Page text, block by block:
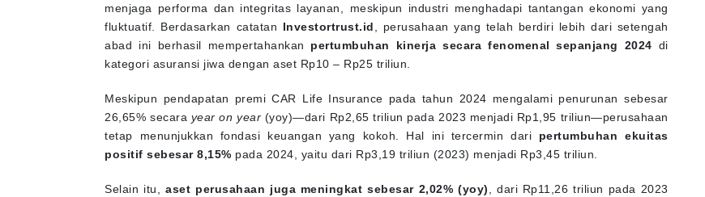
menjaga performa dan integritas layanan, meskipun industri menghadapi tantangan ekonomi yang
fluktuatif. Berdasarkan catatan Investortrust.id
, perusahaan yang telah berdiri lebih dari setengah
abad ini berhasil mempertahankan pertumbuhan kinerja secara fenomenal sepanjang 2024 di
kategori asuransi jiwa dengan aset Rp10 – Rp25 triliun.
Meskipun pendapatan premi CAR Life Insurance pada tahun 2024 mengalami penurunan sebesar
26,65% secara year on year (yoy)—dari Rp2,65 triliun pada 2023 menjadi Rp1,95 triliun—perusahaan
tetap menunjukkan fondasi keuangan yang kokoh. Hal ini tercermin dari pertumbuhan ekuitas
positif sebesar 8,15% pada 2024, yaitu dari Rp3,19 triliun (2023) menjadi Rp3,45 triliun.
Selain itu, aset perusahaan juga meningkat sebesar 2,02% (yoy)
, dari Rp11,26 triliun pada 2023